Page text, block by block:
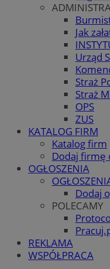
Jak
Urząd
Straż
Straż
OPS
ZUS
KATALOG FIRM
Katalog firm
Dodaj firmę
OGŁOSZENIA
Dodaj
POLECAMY
REKLAMA
WSPÓŁPRACA